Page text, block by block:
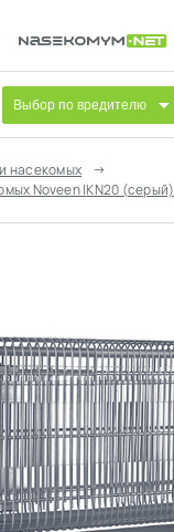
Выбор по вредителю
насекомых
Noveen IKN20 (серый)